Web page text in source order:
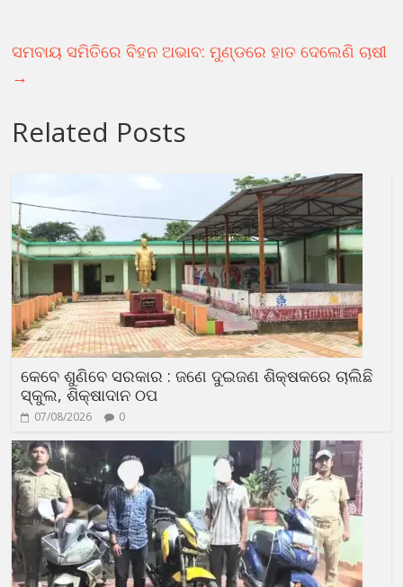
ସମବାୟ ସମିତିରେ ବିହନ ଅଭାବ: ମୁଣ୍ଡରେ ହାତ ଦେଲେଣି ଚାଷୀ
→
Related Posts
କେବେ ଶୁଣିବେ ସରକାର : ଜଣେ ଦୁଇଜଣ ଶିକ୍ଷକରେ ଚାଲିଛି
ସ୍କୁଲ, ଶିକ୍ଷାଦାନ ଠପ
07/08/2026 0